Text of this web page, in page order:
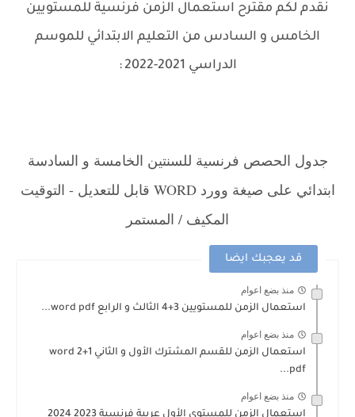
نقدم لكم مقترح استعمال الزمن فرنسية للمستويين
الخامس و السادس من التعليم الابتدائي للموسم
الدراسي 2021-2022
.
:
جدول الحصص فرنسية للسنتين الخامسة و السادسة
ابتدائي على صيغة وورد WORD قابل للتعديل - التوقيت
المكيف / المستمر
قد يعجبك ايضا
منذ بضع اعوام
استعمال الزمن للمستويين 3+4 الثالث و الرابع word pdf...
منذ بضع اعوام
استعمال الزمن للقسم المشترك الأول و الثاني 1+2 word
pdf...
منذ بضع اعوام
استعمال الزمن للمستوى الأول عربية فرنسية 2023 2024